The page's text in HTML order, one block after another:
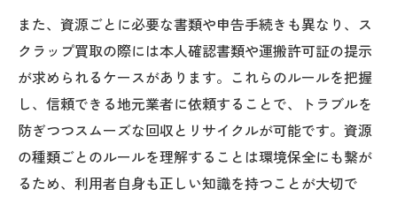
また、資源ごとに必要な書類や申告手続きも異なり、ス
クラップ買取の際には本人確認書類や運搬許可証の提示
が求められるケースがあります。これらのルールを把握
し、信頼できる地元業者に依頼することで、トラブルを
防ぎつつスムーズな回収とリサイクルが可能です。資源
の種類ごとのルールを理解することは環境保全にも繋が
るため、利用者自身も正しい知識を持つことが大切で